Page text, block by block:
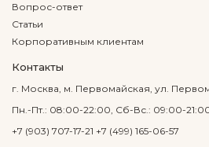
Вопрос-ответ
Статьи
Корпоративным клиентам
Контакты
г. Москва, м. Первомайская, ул.
Пн.-Пт.: 08:00-22:00, Сб-Вс.: 09:00-
+7 (903) 707-17-21 +7 (499) 165-06-57